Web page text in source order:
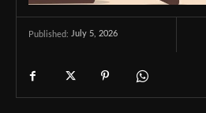
Published: July 5, 2026